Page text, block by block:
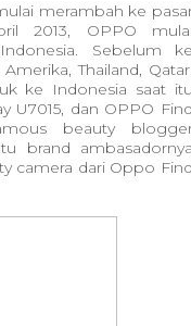
merambah ke
2013, OPPO
Sebelum
Thailand,
ke Indonesia saat
U7015, dan OPPO
beauty
brand
camera dari Oppo